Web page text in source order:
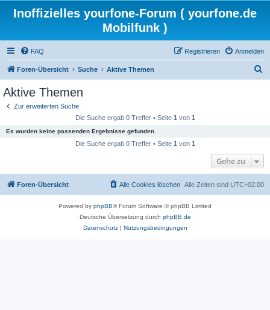
Inoffizielles yourfone-Forum ( yourfone.de
Mobilfunk )
FAQ Anmelden
Registrieren
Foren-Übersicht Suche Aktive Themen
Aktive Themen
Zur erweiterten Suche
Die Suche ergab 0 Treffer • Seite 1 von 1
Es wurden keine passenden Ergebnisse gefunden.
Die Suche ergab 0 Treffer • Seite 1 von 1
Gehe zu
Foren-Übersicht Alle Zeiten sind UTC+02:00
Alle Cookies löschen
Powered by phpBB® Forum Software © phpBB Limited
Deutsche Übersetzung durch phpBB.de
Datenschutz| Nutzungsbedingungen